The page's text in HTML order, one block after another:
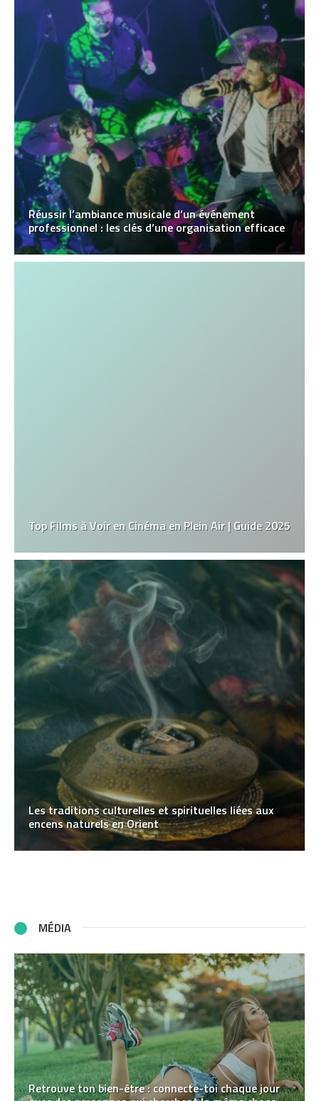
Réussir l’ambiance musicale d’un événement
professionnel : les clés d’une organisation efficace
Top Films à Voir en Cinéma en Plein Air | Guide 2025
Les traditions culturelles et spirituelles liées aux
encens naturels en Orient
MÉDIA
Retrouve ton bien-être : connecte-toi chaque jour